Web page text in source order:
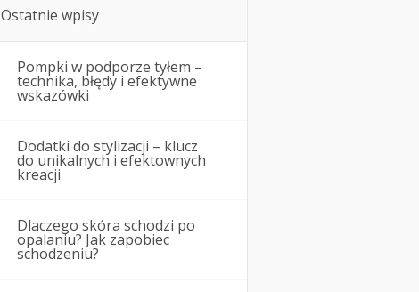
Ostatnie wpisy
Pompki w podporze tyłem –
technika, błędy i efektywne
wskazówki
Dodatki do stylizacji – klucz
do unikalnych i efektownych
kreacji
Dlaczego skóra schodzi po
opalaniu? Jak zapobiec
schodzeniu?